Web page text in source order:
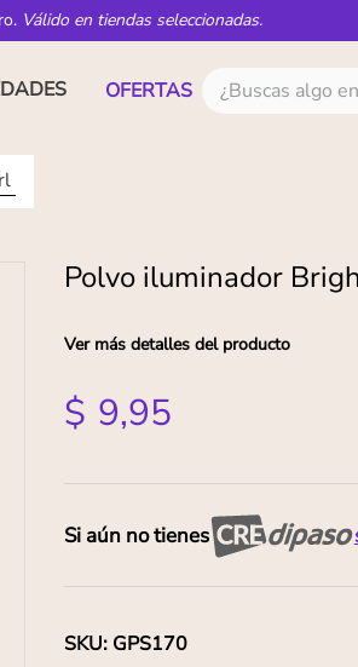
Válido en tiendas seleccionadas.
OFERTAS ¿Buscas algo en
Polvo iluminador
Ver más detalles del producto
$ 9,95
Si aún no tienes
SKU: GPS170